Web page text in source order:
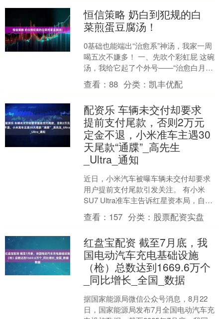
恒信策略 奶白到犯规的白
菜煎蛋豆腐汤！
0基础也能端出“治愈系”神汤，我家一周
喝五次不嫌多！ 一、先吹个彩虹屁 这碗
汤，我给它起了个外号——“治愈白月
光”。奶白的汤汁咕嘟咕嘟冒泡，白菜软
到能折叠，豆腐....
查看：88 分类： 凯丰优配
配资乐 车辆未交付却要求
提前支付尾款，否则2万元
定金不退，小米准车主遇30
天尾款“通牒”_高先生
_Ultra_通知
近日，小米汽车被曝车辆未交付却要求
用户提前支付尾款引发关注。 有小米
SU7 Ultra准车主告诉红星资本局，自己
接到通知，如果30天内不支付尾款，订
单将被取消。....
查看： 157 分类： 股票配资实盘
红盘宝配资 截至7月底，我
国电动汽车充电基础设施
（枪）总数达到1669.6万个
_同比增长_全国_数据
据国家能源局微信公众号消息，8月22
日，国家能源局发布7月全国电动汽车充